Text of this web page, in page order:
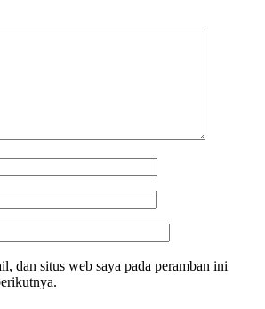
dan situs web saya pada peramban ini